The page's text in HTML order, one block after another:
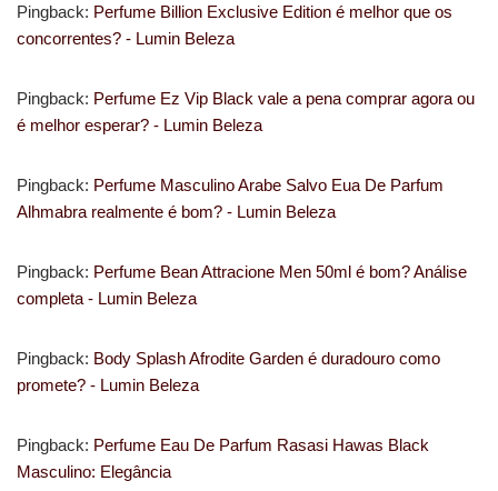
Pingback: Perfume Billion Exclusive Edition é melhor que os
concorrentes? - Lumin Beleza
Pingback: Perfume Ez Vip Black vale a pena comprar agora ou
é melhor esperar? - Lumin Beleza
Pingback: Perfume Masculino Arabe Salvo Eua De Parfum
Alhmabra realmente é bom? - Lumin Beleza
Pingback: Perfume Bean Attracione Men 50ml é bom? Análise
completa - Lumin Beleza
Pingback: Body Splash Afrodite Garden é duradouro como
promete? - Lumin Beleza
Pingback: Perfume Eau De Parfum Rasasi Hawas Black
Masculino: Elegância